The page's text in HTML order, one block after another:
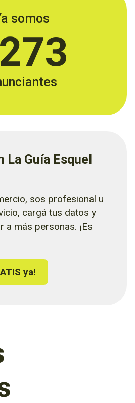
somos
La Guía Esquel
sos profesional u
cargá tus datos y
a más personas. ¡Es
ya!